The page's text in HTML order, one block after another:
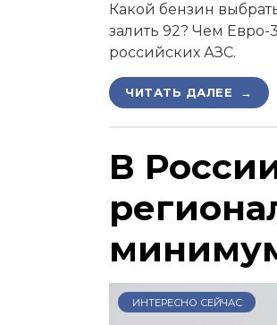
Какой бензин
залить 92? Чем Евро-
российских АЗС.
ЧИТАТЬ ДАЛЕЕ →
В
ИНТЕРЕСНО СЕЙЧАС